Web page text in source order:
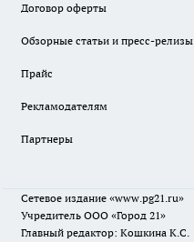
Договор оферты
Обзорные статьи и пресс-релизы
Прайс
Рекламодателям
Партнеры
Сетевое издание «www.pg21.ru»
Учредитель ООО «Город 21»
Главный редактор: Кошкина К.С.